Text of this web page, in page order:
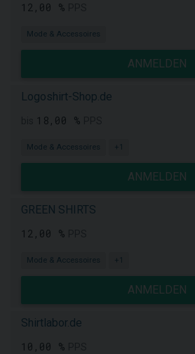
12,00 %
Mode & Accessoires
ANMELDEN
Logoshirt-Shop.de
18,00 %
Mode & Accessoires +1
ANMELDEN
GREEN SHIRTS
12,00 %
Mode & Accessoires +1
ANMELDEN
Shirtlabor.de
10,00 %